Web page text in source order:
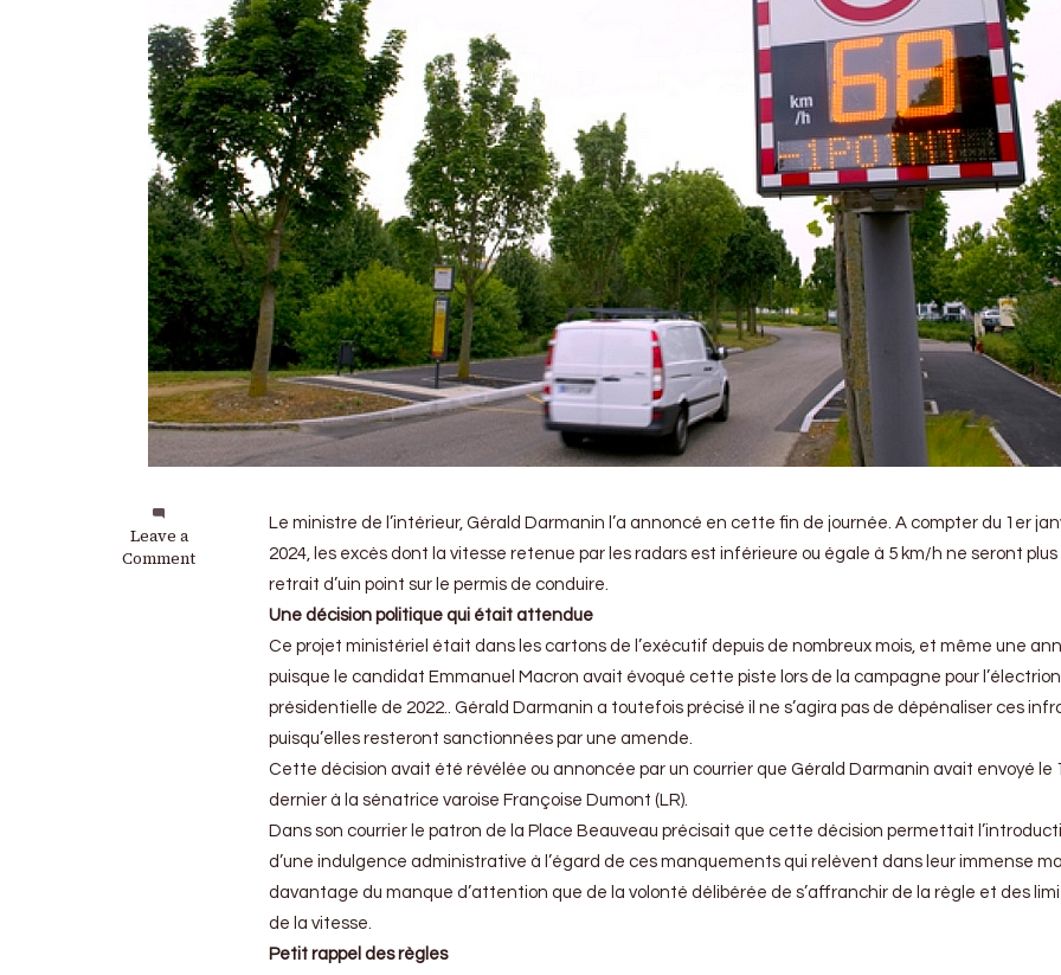
Leave a
Comment
on
Permis
Le ministre de l’intérieur, Gérald Darmanin l’a annoncé en cette fin de journée. A compter du 1er
2024, les excès dont la vitesse retenue par les radars est inférieure ou égale à 5 km/h ne seront plus
retrait d’uin point sur le permis de conduire.
Une décision politique qui était attendue
Ce projet ministériel était dans les cartons de l’exécutif depuis de nombreux mois, et même une
puisque le candidat Emmanuel Macron avait évoqué cette piste lors de la campagne pour l’électrion
présidentielle de 2022.. Gérald Darmanin a toutefois précisé il ne s’agira pas de dépénaliser ces
puisqu’elles resteront sanctionnées par une amende.
Cette décision avait été révélée ou annoncée par un courrier que Gérald Darmanin avait envoyé le
dernier à la sénatrice varoise Françoise Dumont (LR).
Dans son courrier le patron de la Place Beauveau précisait que cette décision permettait
d’une indulgence administrative à l’égard de ces manquements qui relèvent dans leur immense
davantage du manque d’attention que de la volonté délibérée de s’affranchir de la règle et des
de la vitesse.
Petit rappel des règles